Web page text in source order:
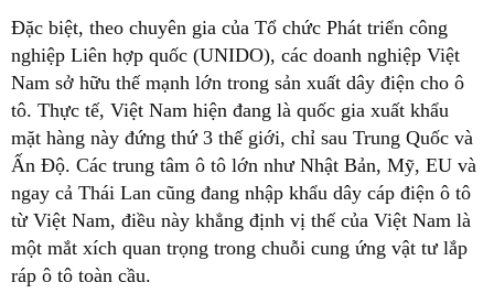
Đặc biệt, theo chuyên gia của Tổ chức Phát triển công
nghiệp Liên hợp quốc (UNIDO), các doanh nghiệp Việt
Nam sở hữu thế mạnh lớn trong sản xuất dây điện cho ô
tô. Thực tế, Việt Nam hiện đang là quốc gia xuất khẩu
mặt hàng này đứng thứ 3 thế giới, chỉ sau Trung Quốc và
Ấn Độ. Các trung tâm ô tô lớn như Nhật Bản, Mỹ, EU và
ngay cả Thái Lan cũng đang nhập khẩu dây cáp điện ô tô
từ Việt Nam, điều này khẳng định vị thế của Việt Nam là
một mắt xích quan trọng trong chuỗi cung ứng vật tư lắp
ráp ô tô toàn cầu.